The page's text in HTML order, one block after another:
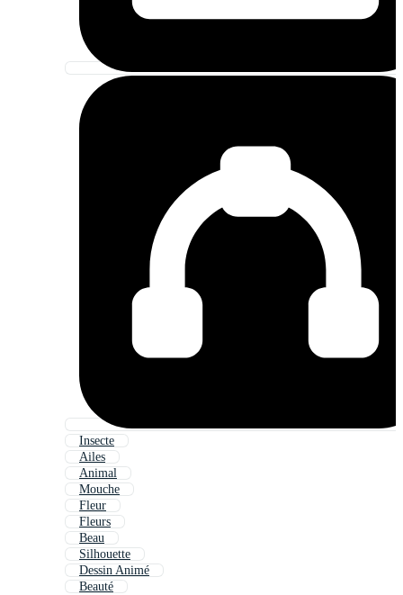
Insecte
Ailes
Animal
Mouche
Fleur
Fleurs
Beau
Silhouette
Dessin Animé
Beauté